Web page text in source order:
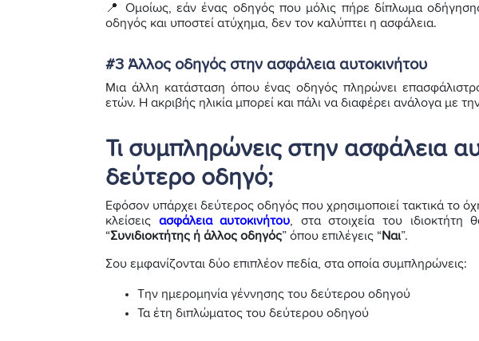
📍 Ομοίως, εάν ένας οδηγός που μόλις πήρε δίπλωμα
οδηγός και υποστεί ατύχημα, δεν τον καλύπτει η ασφάλεια.
#3 Άλλος οδηγός στην ασφάλεια αυτοκινήτου
Μια άλλη κατάσταση όπου ένας οδηγός πληρώνει
ετών. Η ακριβής ηλικία μπορεί και πάλι να διαφέρει ανάλογα με
Τι συμπληρώνεις στην ασφάλεια
δεύτερο οδηγό;
Εφόσον υπάρχει δεύτερος οδηγός που χρησιμοποιεί τακτικά το
κλείσεις ασφάλεια αυτοκινήτου , στα στοιχεία του
“Συνιδιοκτήτης ή άλλος οδηγός” όπου επιλέγεις “Ναι”.
Σου εμφανίζονται δύο επιπλέον πεδία, στα οποία συμπληρώνεις:
Την ημερομηνία γέννησης του δεύτερου οδηγού
Τα έτη διπλώματος του δεύτερου οδηγού